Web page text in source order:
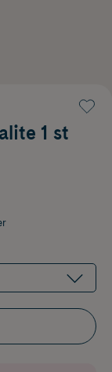
1 st